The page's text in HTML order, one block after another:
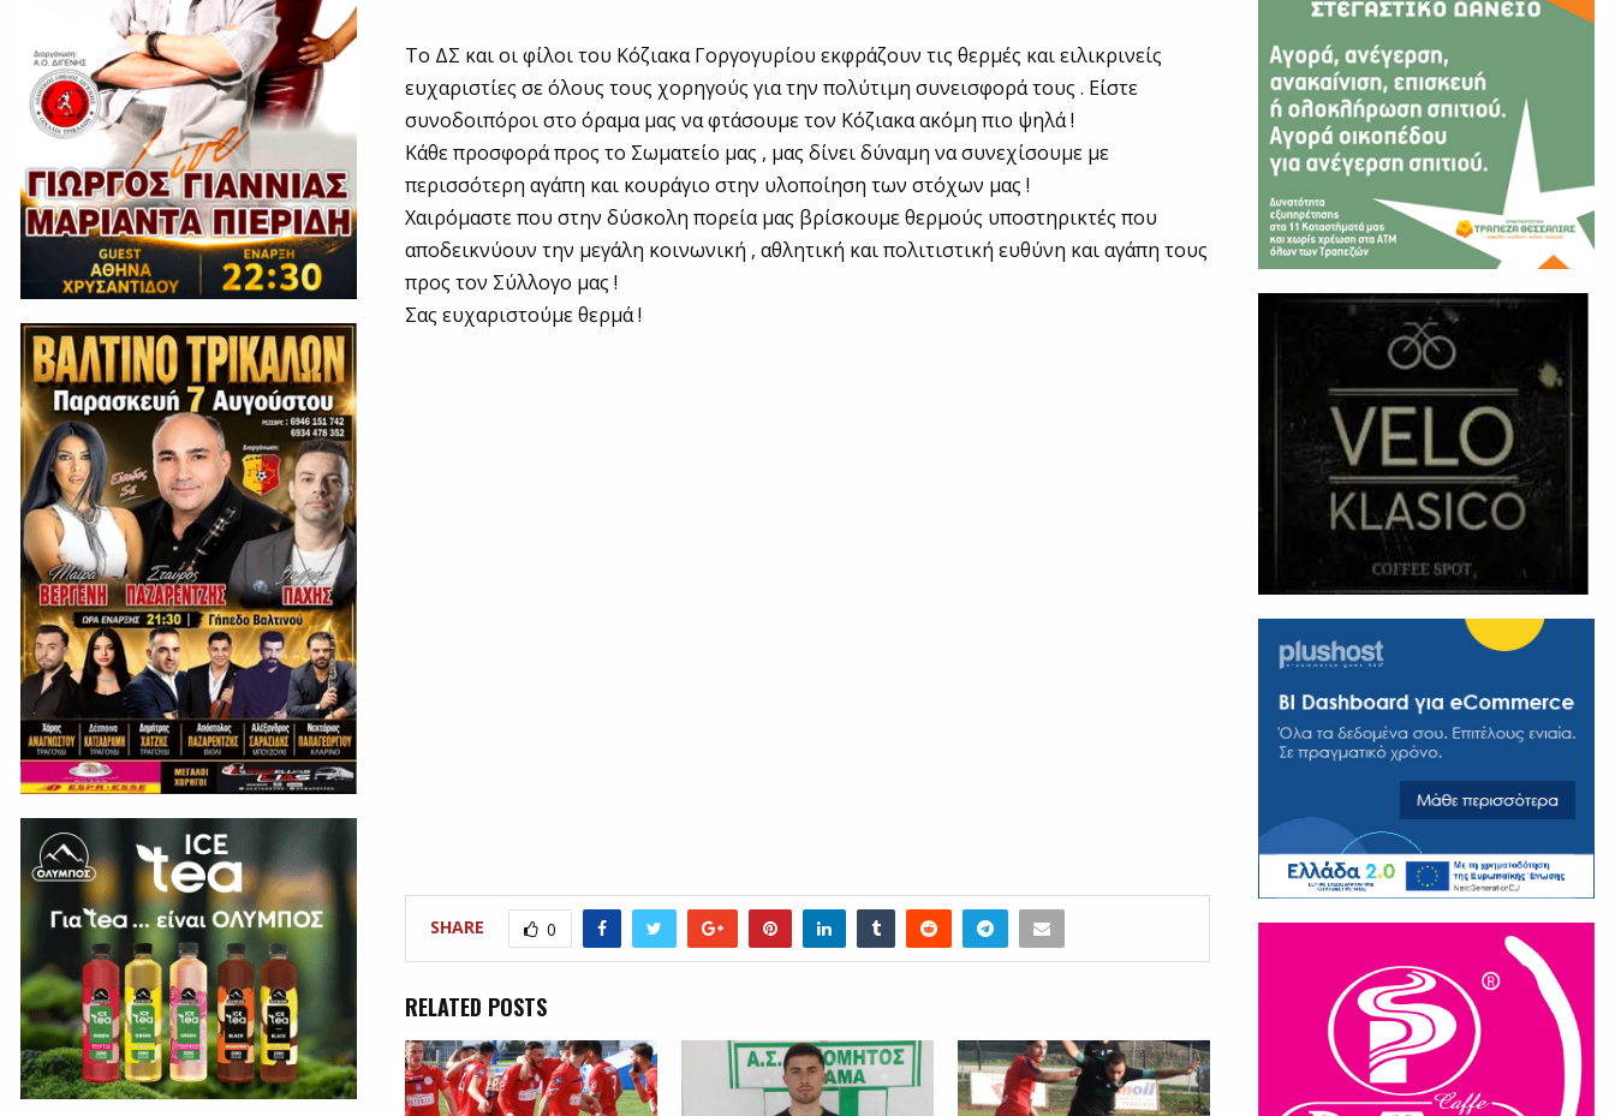
Το ΔΣ και οι φίλοι του Κόζιακα Γοργογυρίου εκφράζουν τις θερμές και ειλικρινείς
ευχαριστίες σε όλους τους χορηγούς για την πολύτιμη συνεισφορά τους . Είστε
συνοδοιπόροι στο όραμα μας να φτάσουμε τον Κόζιακα ακόμη πιο ψηλά !
Κάθε προσφορά προς το Σωματείο μας , μας δίνει δύναμη να συνεχίσουμε με
περισσότερη αγάπη και κουράγιο στην υλοποίηση των στόχων μας !
Χαιρόμαστε που στην δύσκολη πορεία μας βρίσκουμε θερμούς υποστηρικτές που
αποδεικνύουν την μεγάλη κοινωνική , αθλητική και πολιτιστική ευθύνη και αγάπη τους
προς τον Σύλλογο μας !
Σας ευχαριστούμε θερμά !
SHARE 0
RELATED POSTS